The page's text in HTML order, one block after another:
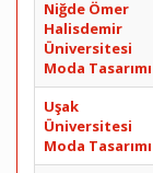
Niğde Ömer
Halisdemir
Üniversitesi
Moda Tasarımı
Uşak
Üniversitesi
Moda Tasarımı